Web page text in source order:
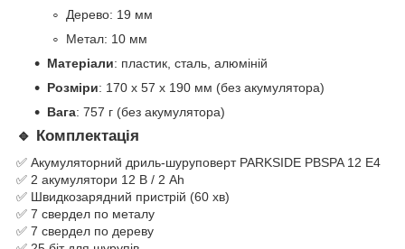
Дерево: 19 мм
Метал: 10 мм
Матеріали: пластик, сталь, алюміній
Розміри: 170 x 57 x 190 мм (без акумулятора)
Вага: 757 г (без акумулятора)
🔹 Комплектація
✅ Акумуляторний дриль-шуруповерт PARKSIDE PBSPA 12 E4
✅ 2 акумулятори 12 В / 2 Аh
✅ Швидкозарядний пристрій (60 хв)
✅ 7 свердел по металу
✅ 7 свердел по дереву